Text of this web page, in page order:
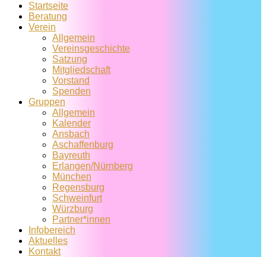
Startseite
Beratung
Verein
Allgemein
Vereins­geschichte
Satzung
Mitglied­schaft
Vorstand
Spenden
Gruppen
Allgemein
Kalender
Ansbach
Aschaffenburg
Bayreuth
Erlangen/Nürnberg
München
Regensburg
Schweinfurt
Würzburg
Partner*innen
Infobereich
Aktuelles
Kontakt